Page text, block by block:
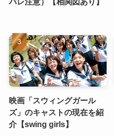
映画「スウィングガール
ズ」のキャストの現在を紹
介【swing girls】